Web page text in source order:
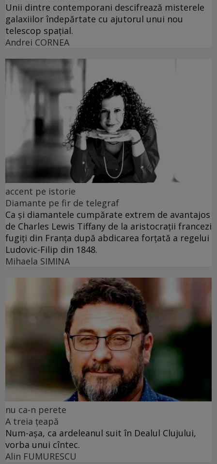
Unii dintre contemporani descifrează misterele
galaxiilor îndepărtate cu ajutorul unui nou
telescop spațial.
Andrei CORNEA
accent pe istorie
Diamante pe fir de telegraf
Ca și diamantele cumpărate extrem de avantajos
de Charles Lewis Tiffany de la aristocrații francezi
fugiți din Franța după abdicarea forțată a regelui
Ludovic-Filip din 1848.
Mihaela SIMINA
nu ca-n perete
A treia țeapă
Num-așa, ca ardeleanul suit în Dealul Clujului,
vorba unui cîntec.
Alin FUMURESCU